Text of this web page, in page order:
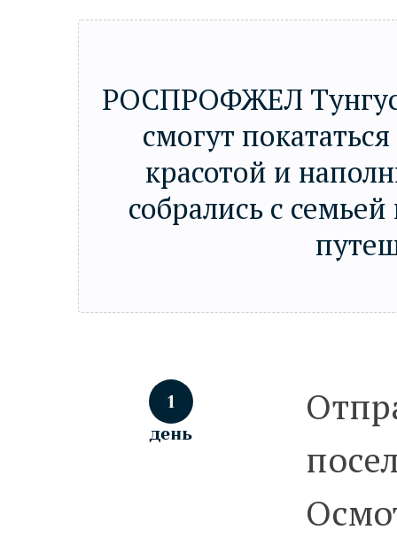
РОСПРОФЖЕЛ
смогут
красотой и
собрались с
1
день